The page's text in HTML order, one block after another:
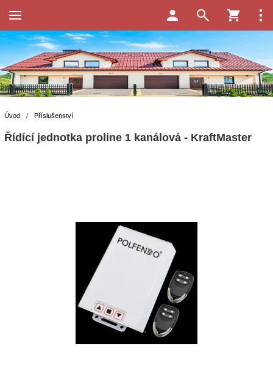
Úvod / Příslušenství
Řídící jednotka proline 1 kanálová - KraftMaster